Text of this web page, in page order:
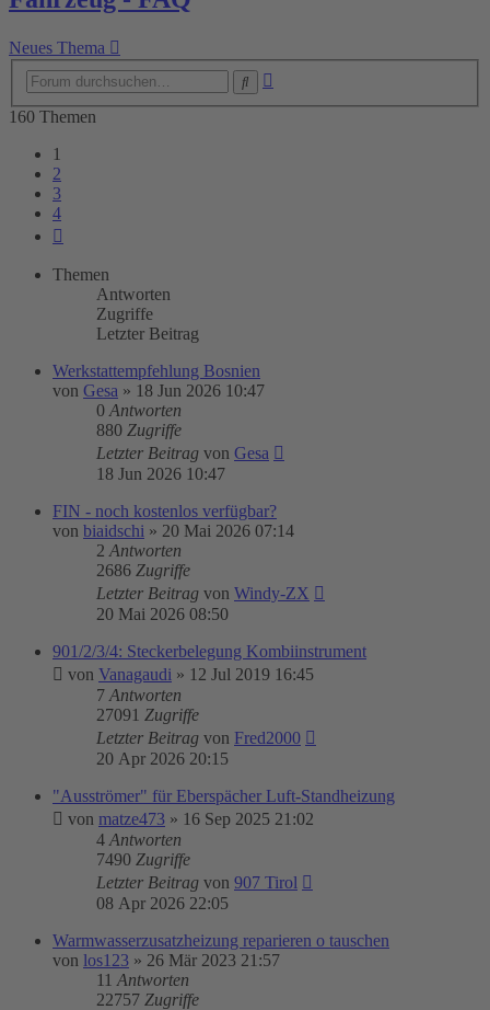
Neues Thema
160 Themen
1
2
3
4
Themen
Antworten
Zugriffe
Letzter Beitrag
Werkstattempfehlung Bosnien
von Gesa » 18 Jun 2026 10:47
0 Antworten
880 Zugriffe
Letzter Beitrag von Gesa
18 Jun 2026 10:47
FIN - noch kostenlos verfügbar?
von biaidschi » 20 Mai 2026 07:14
2 Antworten
2686 Zugriffe
Letzter Beitrag von Windy-ZX
20 Mai 2026 08:50
901/2/3/4: Steckerbelegung Kombiinstrument
von Vanagaudi » 12 Jul 2019 16:45
7 Antworten
27091 Zugriffe
Letzter Beitrag von Fred2000
20 Apr 2026 20:15
"Ausströmer" für Eberspächer Luft-Standheizung
von matze473 » 16 Sep 2025 21:02
4 Antworten
7490 Zugriffe
Letzter Beitrag von 907 Tirol
08 Apr 2026 22:05
Warmwasserzusatzheizung reparieren o tauschen
von los123 » 26 Mär 2023 21:57
11 Antworten
22757 Zugriffe